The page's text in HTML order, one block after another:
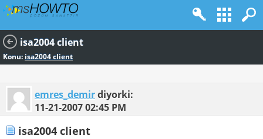
isa2004 client
Konu: isa2004 client
emres_demirdiyorki:
11-21-200702:45 PM
isa2004 client